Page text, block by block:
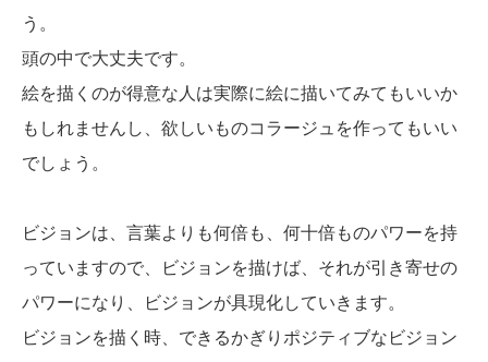
う。
頭の中で大丈夫です。
絵を描くのが得意な人は実際に絵に描いてみてもいいか
もしれませんし、欲しいものコラージュを作ってもいい
でしょう。
ビジョンは、言葉よりも何倍も、何十倍ものパワーを持
っていますので、ビジョンを描けば、それが引き寄せの
パワーになり、ビジョンが具現化していきます。
ビジョンを描く時、できるかぎりポジティブなビジョン